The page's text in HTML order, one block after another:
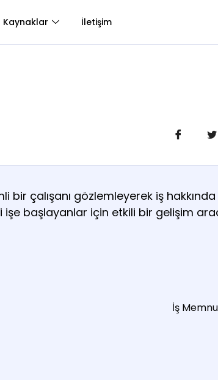
Kaynaklar İletişim
bir çalışanı gözlemleyerek iş
başlayanlar için etkili bir gelişim
İş